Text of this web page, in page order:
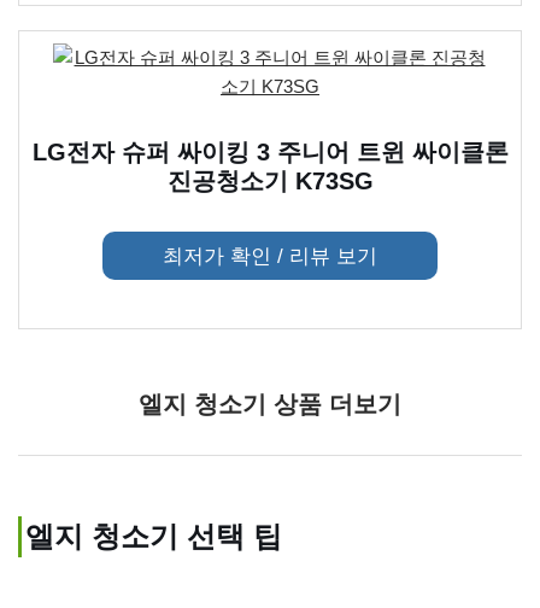
LG전자 슈퍼 싸이킹 3 주니어 트윈 싸이클론
진공청소기 K73SG
최저가 확인 / 리뷰 보기
엘지 청소기 상품 더보기
엘지 청소기 선택 팁